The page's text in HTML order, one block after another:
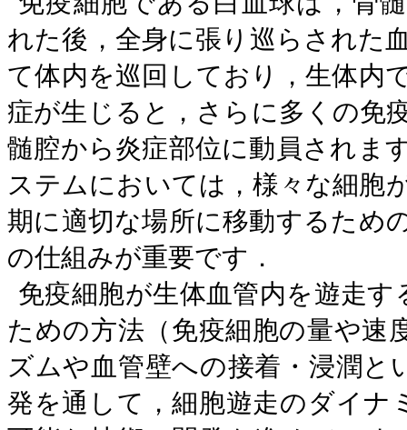
れた後，全身に張り巡らされた
て体内を巡回しており，生体内
症が生じると，さらに多くの免
髄腔から炎症部位に動員されま
ステムにおいては，様々な細胞
期に適切な場所に移動するため
の仕組みが重要です．
免疫細胞が生体血管内を遊走
ための方法（免疫細胞の量や速
ズムや血管壁への接着・浸潤と
発を通して，細胞遊走のダイナ